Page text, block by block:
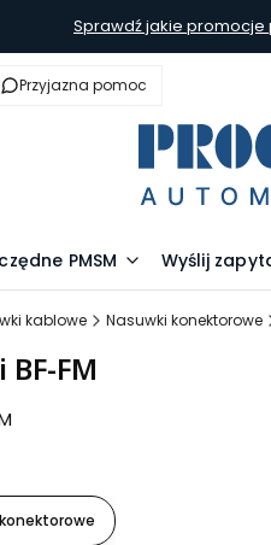
Sprawdź jakie
Przyjazna pomoc
PMSM Wyślij
kablowe Nasuwki konektorowe
FM